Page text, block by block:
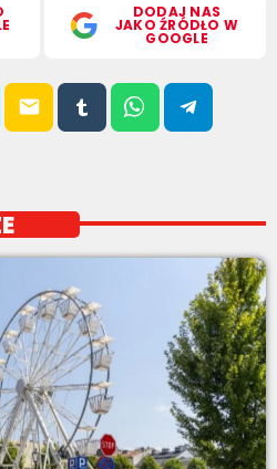
DODAJ NAS
JAKO ŹRÓDŁO W
GOOGLE
email